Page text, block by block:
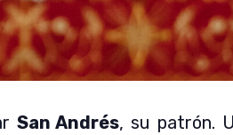
San Andrés, su patrón.